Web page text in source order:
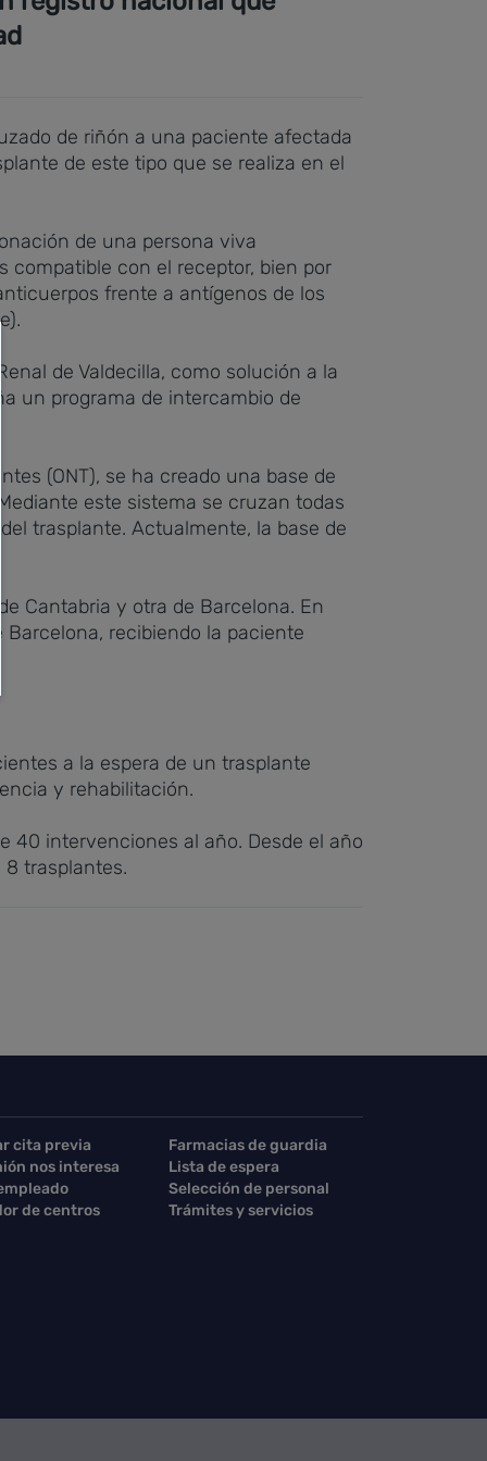
de riñón a una paciente afectada
de este tipo que se realiza en el
de una persona viva
compatible con el receptor, bien por
frente a antígenos de los
de Valdecilla, como solución a la
un programa de intercambio de
(ONT), se ha creado una base de
este sistema se cruzan todas
trasplante. Actualmente, la base de
Cantabria y otra de Barcelona. En
recibiendo la paciente
a la espera de un trasplante
y rehabilitación.
40 intervenciones al año. Desde el año
trasplantes.
cita previa
Farmacias de guardia
nos interesa
Lista de espera
Selección de personal
de centros Trámites y servicios